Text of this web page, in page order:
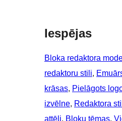
Iespējas
Bloka redaktora
redaktoru stili,
krāsas, Pielāgots
izvēlne, Redaktora
attēli, Bloku tēmas,